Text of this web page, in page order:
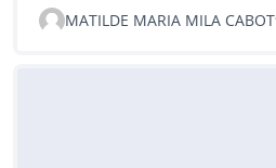
MATILDE MARIA MILA CABOT